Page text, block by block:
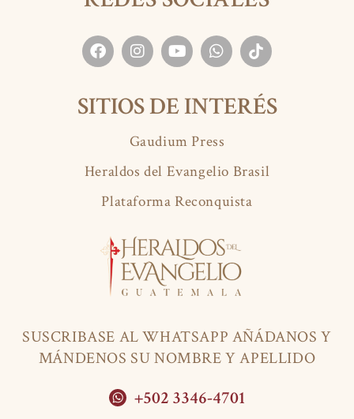
SUSCRIBASE AL WHATSAPP AÑÁDANOS Y
MÁNDENOS SU NOMBRE Y APELLIDO
+502 3346-4701
SITIOS DE INTERÉS
Gaudium Press
Heraldos del Evangelio Brasil
Plataforma Reconquista